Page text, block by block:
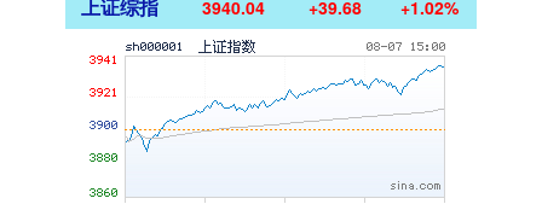
上证综指 3940.04 +39.68 +1.02%